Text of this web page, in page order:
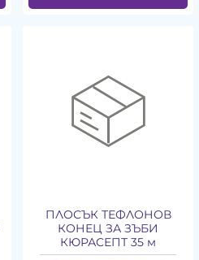
ПЛОСЪК ТЕФЛОНОВ
КОНЕЦ ЗА ЗЪБИ
КЮРАСЕПТ 35 м